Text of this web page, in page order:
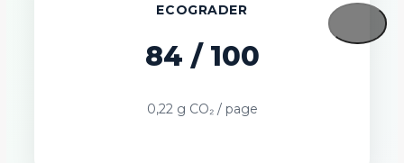
ECOGRADER
84 / 100
0,22 g CO₂ / page